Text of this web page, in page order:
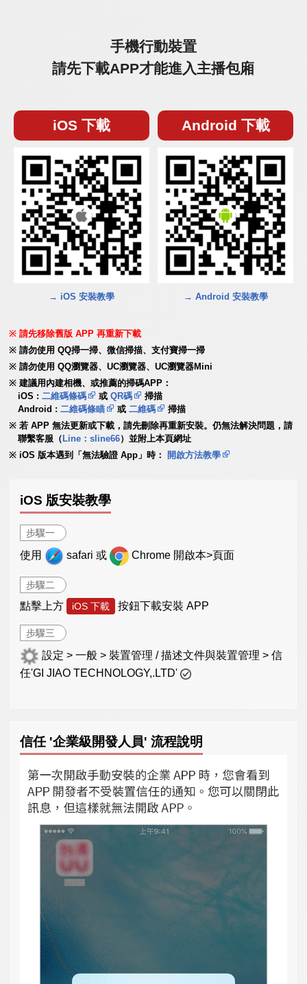
手機行動裝置
請先下載APP才能進入主播包廂
iOS 下載
→ iOS 安裝教學
Android 下載
→ Android 安裝教學
請先移除舊版 APP 再重新下載
請勿使用 QQ掃一掃、微信掃描、支付寶掃一掃
請勿使用 QQ瀏覽器、UC瀏覽器、UC瀏覽器Mini
建議用內建相機、或推薦的掃碼APP：
iOS :二維碼條碼 或QR碼
掃描
Android :二維碼條瞄 或二維碼
掃描
若 APP 無法更新或下載，請先刪除再重新安裝。仍無法解決問題，請
聯繫客服（ Line：sline66）並附上本頁網址
iOS 版本遇到「無法驗證 App」時：
開啟方法教學
iOS 版安裝教學
步驟一
使用 safari 或 Chrome 開啟本>頁面
步驟二
點擊上方 iOS 下載 按鈕下載安裝 APP
步驟三
設定 > 一般 > 裝置管理 / 描述文件與裝置管理 > 信
任'GI JIAO TECHNOLOGY,.LTD'
信任 '企業級開發人員' 流程說明